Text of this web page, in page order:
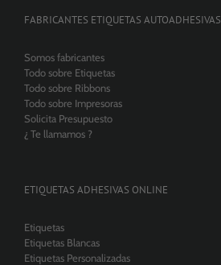
FABRICANTES ETIQUETAS AUTOADHESIVAS
Somos fabricantes
Todo sobre Etiquetas
Todo sobre Ribbons
Todo sobre Impresoras
Solicita Presupuesto
¿ Te llamamos ?
ETIQUETAS ADHESIVAS ONLINE
Etiquetas
Etiquetas Blancas
Etiquetas Personalizadas